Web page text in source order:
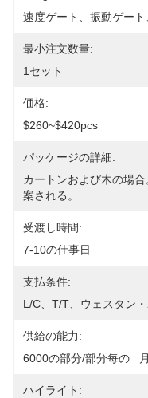
速度ゲート、振動ゲー
最小注文数量:
1セット
価格:
$260~$420pcs
パッケージの詳細:
カートンおよび木の場
案される。
受渡し時間:
7-10の仕事日
支払条件:
L/C、T/T、ウェスタン
供給の能力:
6000の部分/部分每の   月
ハイライト: